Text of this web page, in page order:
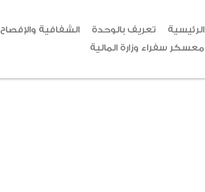
الرئيسية تعريف بالوحدة الشفافية والإفصاح
معسكر سفراء وزارة المالية